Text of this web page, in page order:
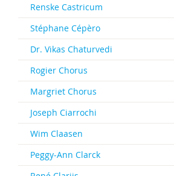
Renske Castricum
Stéphane Cépèro
Dr. Vikas Chaturvedi
Rogier Chorus
Margriet Chorus
Joseph Ciarrochi
Wim Claasen
Peggy-Ann Clarck